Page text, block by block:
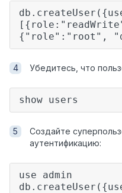
{"role":"root",
Убедитесь, что
show users
Создайте
аутентификацию:
use admin